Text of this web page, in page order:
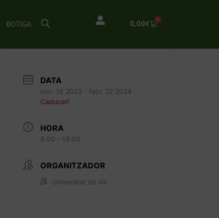
BOTIGA 0,00€
0
DATA
nov. 16 2023 - febr. 22 2024
Caducat!
HORA
8:00 - 18:00
ORGANITZADOR
Universitat de Vic